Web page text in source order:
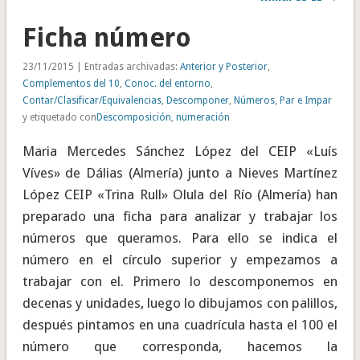
Ficha número
23/11/2015 | Entradas archivadas: Anterior y Posterior,
Complementos del 10, Conoc. del entorno,
Contar/Clasificar/Equivalencias, Descomponer, Números, Par e Impar
y etiquetado con Descomposición, numeración
Maria Mercedes Sánchez López del CEIP «Luís
Víves» de Dálias (Almería) junto a Nieves Martínez
López CEIP «Trina Rull» Olula del Río (Almería) han
preparado una ficha para analizar y trabajar los
números que queramos. Para ello se indica el
número en el círculo superior y empezamos a
trabajar con el. Primero lo descomponemos en
decenas y unidades, luego lo dibujamos con palillos,
después pintamos en una cuadrícula hasta el 100 el
número que corresponda, hacemos la